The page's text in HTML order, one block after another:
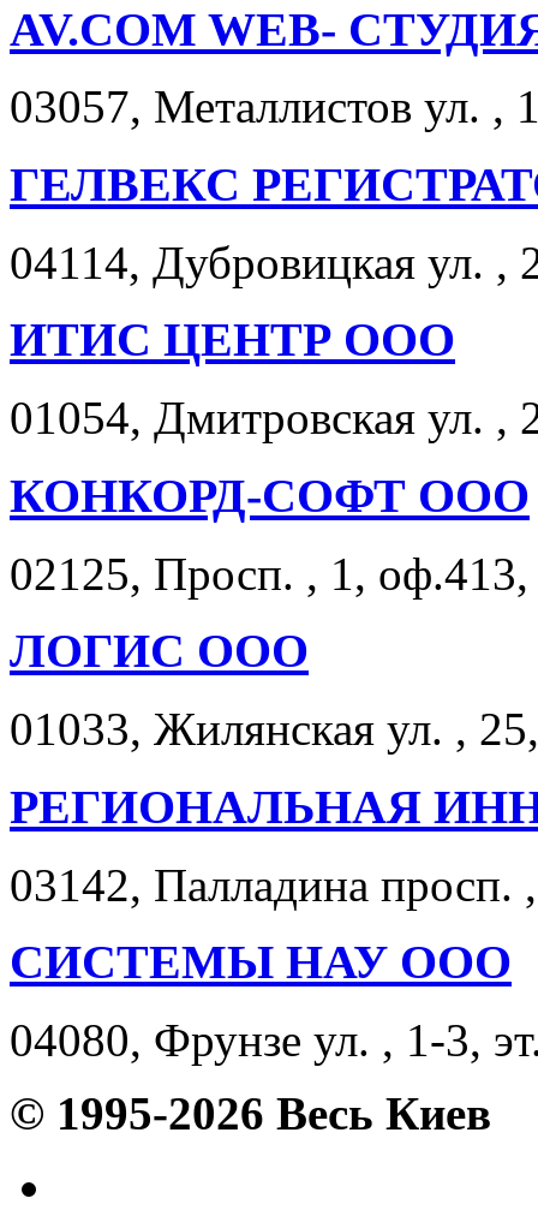
AV.COM WEB-
03057, Металлистов ул. ,
ГЕЛВЕКС
04114, Дубровицкая ул. ,
ИТИС ЦЕНТР ООО
01054, Дмитровская ул. ,
КОНКОРД-СОФТ ООО
02125, Просп. , 1,
ЛОГИС ООО
01033, Жилянская ул. ,
РЕГИОНАЛЬНАЯ
03142, Палладина просп.
СИСТЕМЫ НАУ ООО
04080, Фрунзе ул. , 1-3,
© 1995-2026 Весь Киев